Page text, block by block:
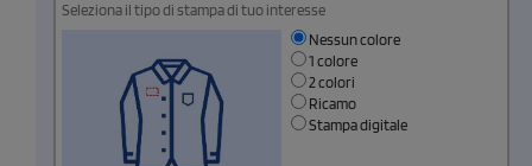
Seleziona il tipo di stampa di tuo interesse
Nessun colore
1 colore
2 colori
Ricamo
Stampa digitale